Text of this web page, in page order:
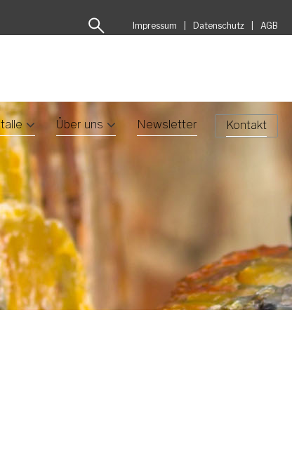
Impressum Datenschutz AGB
Über uns Newsletter Kontakt